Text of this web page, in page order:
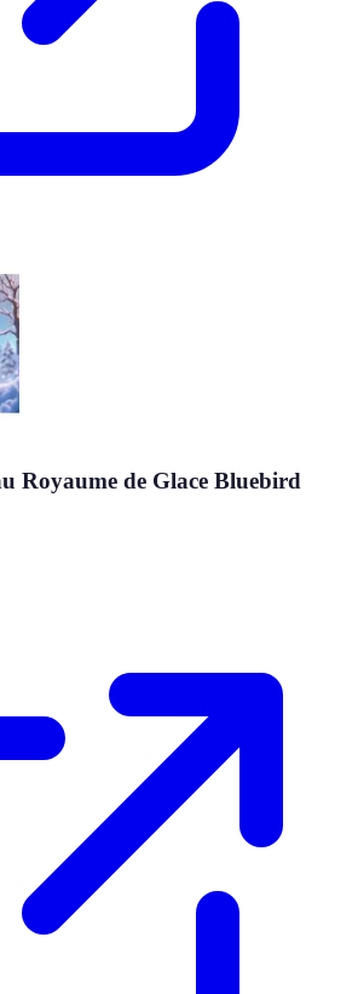
Royaume de Glace Bluebird